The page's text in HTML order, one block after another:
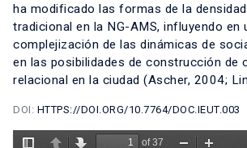
ha modificado las formas de la
tradicional en la NG-AMS, influyendo en
complejización de las dinámicas de
en las posibilidades de construcción de
relacional en la ciudad (Ascher, 2004;
DOI: HTTPS://DOI.ORG/10.7764/DOC.IEUT.003